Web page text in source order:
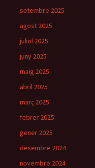
setembre 2025
agost 2025
juliol 2025
juny 2025
maig 2025
abril 2025
març 2025
febrer 2025
gener 2025
desembre 2024
novembre 2024